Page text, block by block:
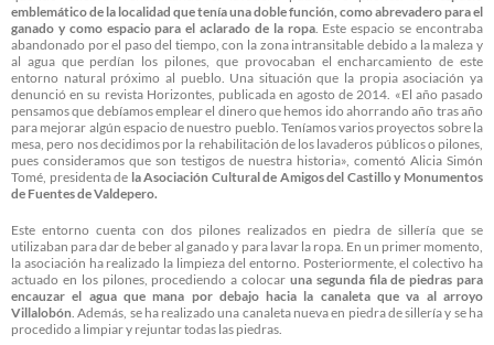
emblemático de la localidad que tenía una doble función, como abrevadero para el
ganado y como espacio para el aclarado de la ropa. Este espacio se encontraba
abandonado por el paso del tiempo, con la zona intransitable debido a la maleza y
al agua que perdían los pilones, que provocaban el encharcamiento de este
entorno natural próximo al pueblo. Una situación que la propia asociación ya
denunció en su revista Horizontes, publicada en agosto de 2014. «El año pasado
pensamos que debíamos emplear el dinero que hemos ido ahorrando año tras año
para mejorar algún espacio de nuestro pueblo. Teníamos varios proyectos sobre la
mesa, pero nos decidimos por la rehabilitación de los lavaderos públicos o pilones,
pues consideramos que son testigos de nuestra historia», comentó Alicia Simón
Tomé, presidenta de la Asociación Cultural de Amigos del Castillo y Monumentos
de Fuentes de Valdepero.
Este entorno cuenta con dos pilones realizados en piedra de sillería que se
utilizaban para dar de beber al ganado y para lavar la ropa. En un primer momento,
la asociación ha realizado la limpieza del entorno. Posteriormente, el colectivo ha
actuado en los pilones, procediendo a colocar una segunda fila de piedras para
encauzar el agua que mana por debajo hacia la canaleta que va al arroyo
Villalobón . Además, se ha realizado una canaleta nueva en piedra de sillería y se ha
procedido a limpiar y rejuntar todas las piedras.